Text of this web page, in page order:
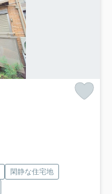
閑静な住宅地